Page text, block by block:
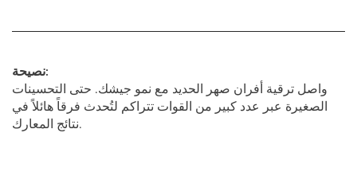
نصيحة:
واصل ترقية أفران صهر الحديد مع نمو جيشك. حتى التحسينات
الصغيرة عبر عدد كبير من القوات تتراكم لتُحدث فرقاً هائلاً في
نتائج المعارك.